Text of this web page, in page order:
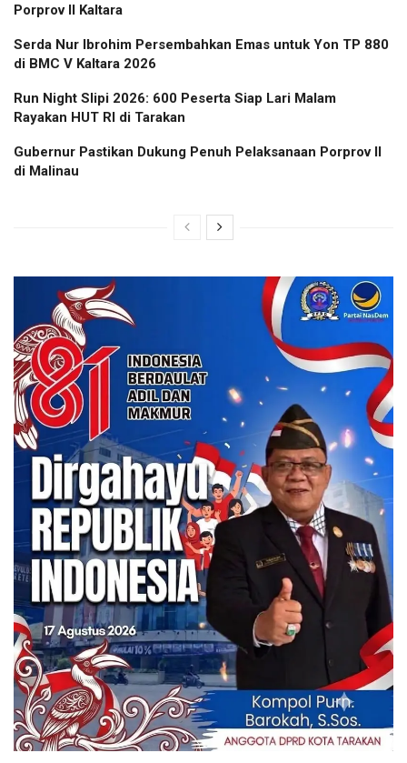
Porprov II Kaltara
Serda Nur Ibrohim Persembahkan Emas untuk Yon TP 880
di BMC V Kaltara 2026
Run Night Slipi 2026: 600 Peserta Siap Lari Malam
Rayakan HUT RI di Tarakan
Gubernur Pastikan Dukung Penuh Pelaksanaan Porprov II
di Malinau